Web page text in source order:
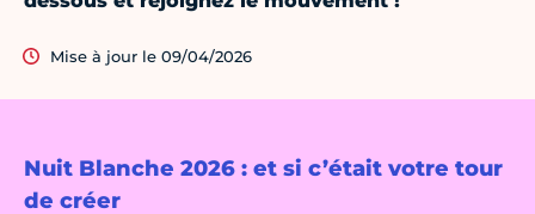
Nuit Blanche 2026 : et si c’était votre tour
de créer
Mise à jour le 09/04/2026